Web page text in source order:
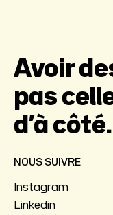
Avoir
pas
d’à côté.
NOUS SUIVRE
Instagram
Linkedin